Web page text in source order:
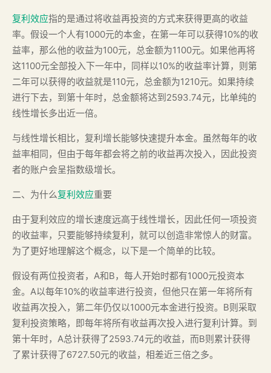
复利效应指的是通过将收益再投资的方式来获得更高的收益
率。假设一个人有1000元的本金，在第一年可以获得10%的收
益率，那么他的收益为100元，总金额为1100元。如果他再将
这1100元全部投入下一年中，同样以10%的收益率计算，则第
二年可以获得的收益就是110元，总金额为1210元。如果持续
进行下去，到第十年时，总金额将达到2593.74元，比单纯的
线性增长多出近一倍。
与线性增长相比，复利增长能够快速提升本金。虽然每年的收
益率相同，但由于每年都会将之前的收益再次投入，因此投资
者的账户会呈指数级增长。
二、为什么复利效应重要
由于复利效应的增长速度远高于线性增长，因此任何一项投资
的收益率，只要能够持续复利，就可以创造非常惊人的财富。
为了更好地理解这个概念，以下是一个简单的比较。
假设有两位投资者，A和B，每人开始时都有1000元投资本
金。A以每年10%的收益率进行投资，但他只在第一年将所有
收益再次投入，第二年仍仅以1000元本金进行投资。B则采取
复利投资策略，即每年将所有收益再次投入进行复利计算。到
第十年时，A总计获得了2593.74元的收益，而B则累计获得
了累计获得了6727.50元的收益，相差近三倍之多。